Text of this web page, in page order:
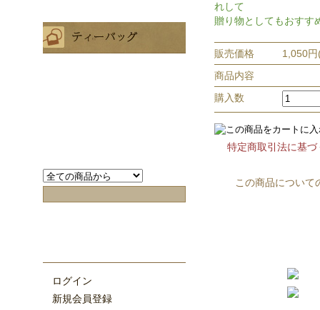
ログイン
新規会員登録
れして
贈り物としてもおすす
販売価格
1,050
商品内容
購入数
特定商取引法に基
この商品について